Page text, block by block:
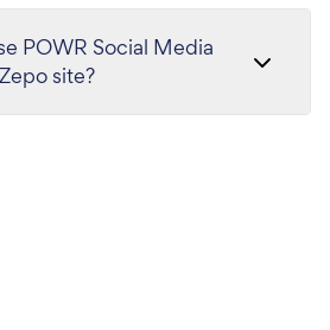
POWR Social Media
site?